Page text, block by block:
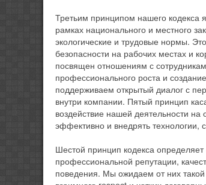
Третьим принципом нашего кодекса
рамках национального и местного
экологические и трудовые нормы.
безопасности на рабочих местах и
посвящен отношениям с
профессионального роста и
поддерживаем открытый диалог с
внутри компании. Пятый принцип
воздействие нашей деятельности
эффективно и внедрять
Шестой принцип кодекса
профессиональной репутации,
поведения. Мы ожидаем от них такой